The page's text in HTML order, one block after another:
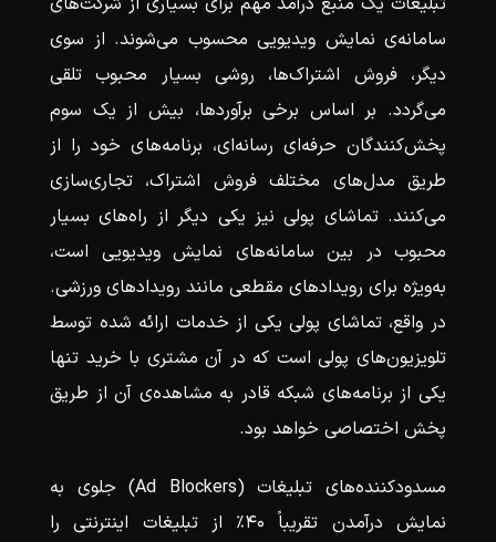
سامانه‌ی نمایش ویدیویی محسوب می‌شوند. از سوی
دیگر، فروش اشتراک‌ها، روشی بسیار محبوب تلقی
می‌گردد. بر اساس برخی برآوردها، بیش از یک سوم
پخش‌کنندگان حرفه‌ای رسانه‌ای، برنامه‌های خود را از
طریق مدل‌های مختلف فروش اشتراک، تجاری‌سازی
می‌کنند. تماشای پولی نیز یکی دیگر از راه‌های بسیار
محبوب در بین سامانه‌های نمایش ویدیویی است،
به‌ویژه برای رویدادهای مقطعی مانند رویدادهای ورزشی.
در واقع، تماشای پولی یکی از خدمات ارائه شده توسط
تلویزیون‌های پولی است که در آن مشتری با خرید تنها
یکی از برنامه‌های شبکه قادر به مشاهده‌ی آن از طریق
پخش اختصاصی خواهد بود.
مسدودکننده‌های تبلیغات (Ad Blockers) جلوی به
نمایش درآمدن تقریباً 40٪ از تبلیغات اینترنتی را